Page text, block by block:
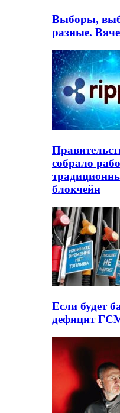
Выборы,
разные.
собрало
блокчейн
Если будет
дефицит